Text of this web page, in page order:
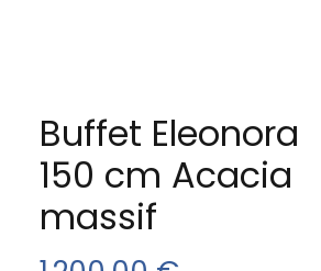
Buffet Eleonora
150 cm Acacia
massif